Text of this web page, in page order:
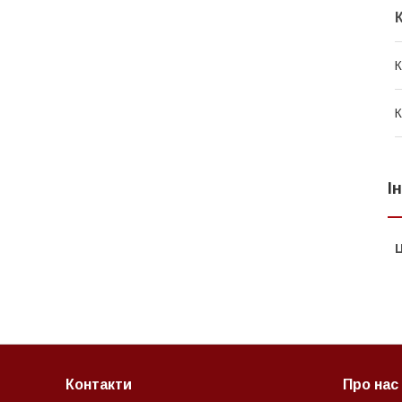
Контакти Про нас